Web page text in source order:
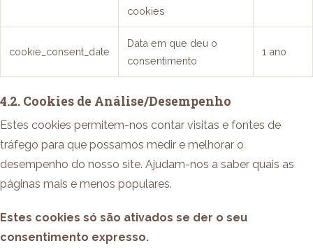
cookies
cookie_consent_date
Data em que deu o
consentimento
1 ano
4.2. Cookies de Análise/Desempenho
Estes cookies permitem-nos contar visitas e fontes de
tráfego para que possamos medir e melhorar o
desempenho do nosso site. Ajudam-nos a saber quais as
páginas mais e menos populares.
Estes cookies só são ativados se der o seu
consentimento expresso.